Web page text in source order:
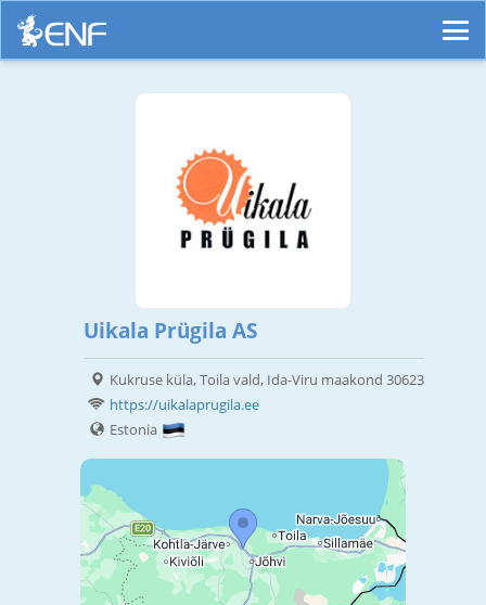
Uikala Prügila AS
Kukruse küla, Toila vald, Ida-Viru maakond 30623
https://uikalaprugila.ee
Estonia